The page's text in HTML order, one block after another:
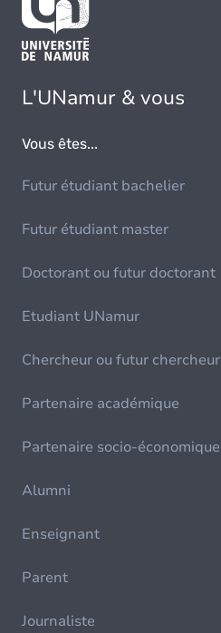
L'UNamur & vous
Vous êtes...
Futur étudiant bachelier
Futur étudiant master
Doctorant ou futur doctorant
Etudiant UNamur
Chercheur ou futur chercheur
Partenaire académique
Partenaire socio-économique
Alumni
Enseignant
Parent
Journaliste